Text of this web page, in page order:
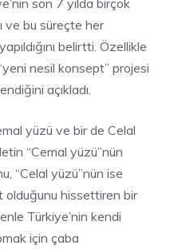
son 7 yılda birçok
ve bu süreçte her
belirtti. Özellikle
nesil konsept” projesi
açıkladı.
yüzü ve bir de Celal
“Cemal yüzü”nün
“Celal yüzü”nün ise
hissettiren bir
Türkiye’nin kendi
için çaba